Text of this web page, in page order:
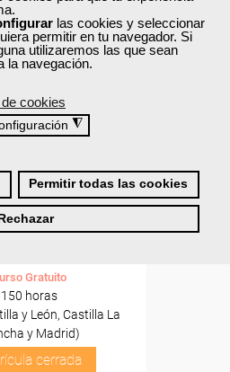
las cookies y seleccionar
permitir en tu navegador. Si
utilizaremos las que sean
la navegación.
cookies
◮
Permitir todas las cookies
para la igualdad
de mujeres y
Gratuito
150 horas
y León, Castilla La
y Madrid)
cerrada